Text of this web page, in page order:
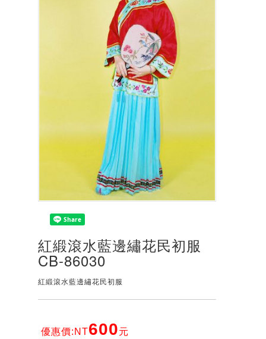
紅緞滾水藍邊繡花民初服
CB-86030
紅緞滾水藍邊繡花民初服
優惠價:NT600元